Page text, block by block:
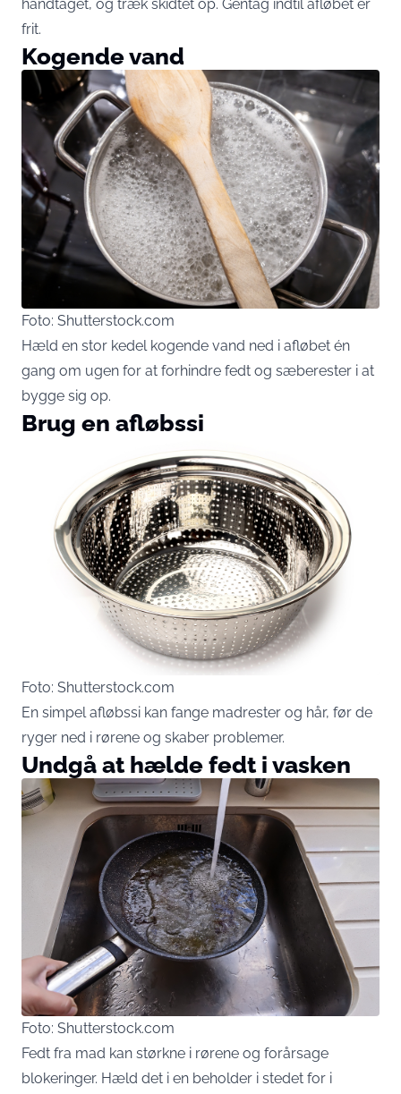
håndtaget, og træk skidtet op. Gentag indtil afløbet er
frit.
Kogende vand
Foto: Shutterstock.com
Hæld en stor kedel kogende vand ned i afløbet én
gang om ugen for at forhindre fedt og sæberester i at
bygge sig op.
Brug en afløbssi
Foto: Shutterstock.com
En simpel afløbssi kan fange madrester og hår, før de
ryger ned i rørene og skaber problemer.
Undgå at hælde fedt i vasken
Foto: Shutterstock.com
Fedt fra mad kan størkne i rørene og forårsage
blokeringer. Hæld det i en beholder i stedet for i